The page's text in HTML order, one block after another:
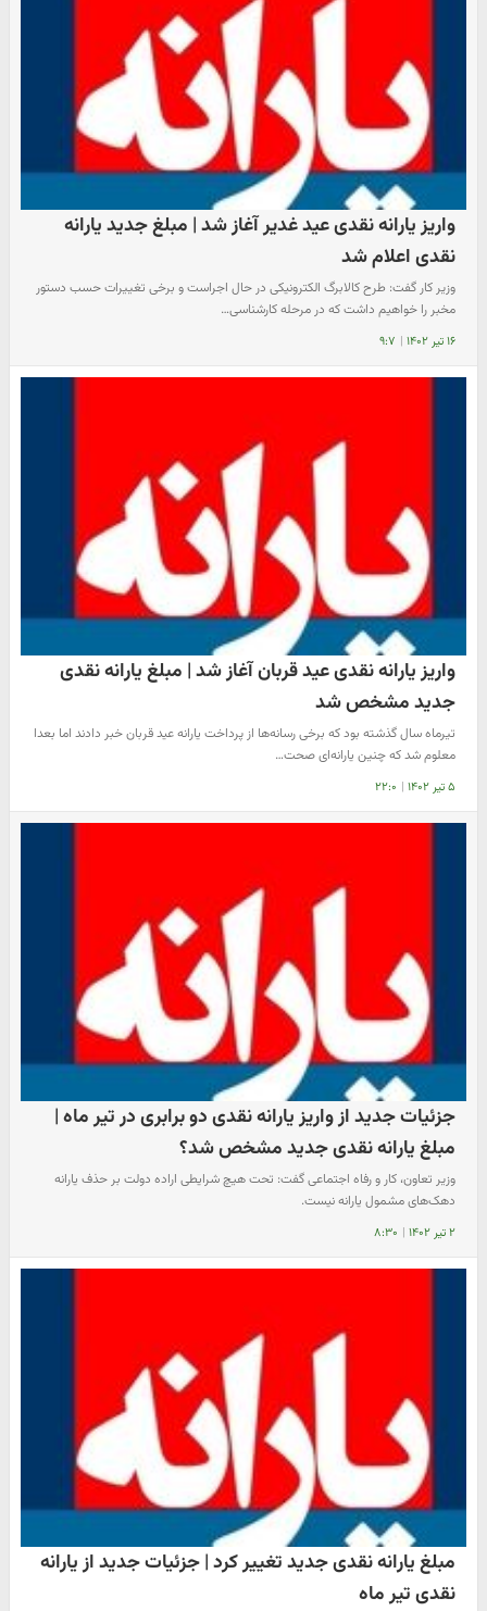
واریز یارانه نقدی عید غدیر‌ آغاز شد | مبلغ جدید یارانه
نقدی اعلام شد
وزیر کار گفت: طرح کالا‌برگ الکترونیکی در حال اجراست و برخی تغییرات حسب دستور
مخبر را خواهیم داشت که در مرحله کارشناسی…
۱۶ تیر ۱۴۰۲ | ۹:۷
واریز یارانه نقدی عید قربان آغاز شد | مبلغ یارانه نقدی
جدید مشخص شد
تیرماه سال گذشته بود که برخی رسانه‌ها از پرداخت یارانه عید قربان خبر دادند اما بعدا
معلوم شد که چنین یارانه‌ای صحت…
۵ تیر ۱۴۰۲ | ۲۲:۰
جزئیات جدید از واریز یارانه نقدی دو برابری در تیر ماه |
مبلغ یارانه نقدی جدید مشخص شد؟
وزیر تعاون، کار و رفاه اجتماعی گفت: تحت هیچ شرایطی اراده دولت بر حذف یارانه
دهک‌های مشمول یارانه نیست.
۲ تیر ۱۴۰۲ | ۸:۳۰
مبلغ یارانه نقدی جدید تغییر کرد | جزئیات جدید از یارانه
نقدی تیر ماه